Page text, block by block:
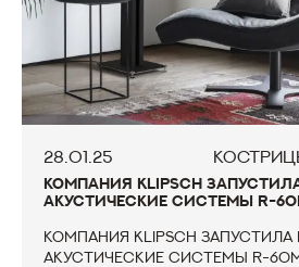
28.01.25
КОМПАНИЯ KLIPSCH
АКУСТИЧЕСКИЕ СИСТЕМЫ R-
Компания Klipsch запустила
акустические системы R-